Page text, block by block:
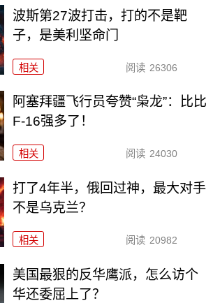
波斯第27波打击，打的不是靶
子，是美利坚命门
相关 阅读 26306
阿塞拜疆飞行员夸赞“枭龙”：比比
F-16强多了！
相关 阅读 24030
打了4年半，俄回过神，最大对手
不是乌克兰？
相关 阅读 20982
美国最狠的反华鹰派，怎么访个
华还委屈上了？